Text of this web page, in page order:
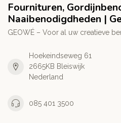
Fournituren,
Naaibenodigdheden |
GEOWÉ – Voor al uw creatieve
Hoekeindseweg 61
2665KB Bleiswijk
Nederland
085 401 3500